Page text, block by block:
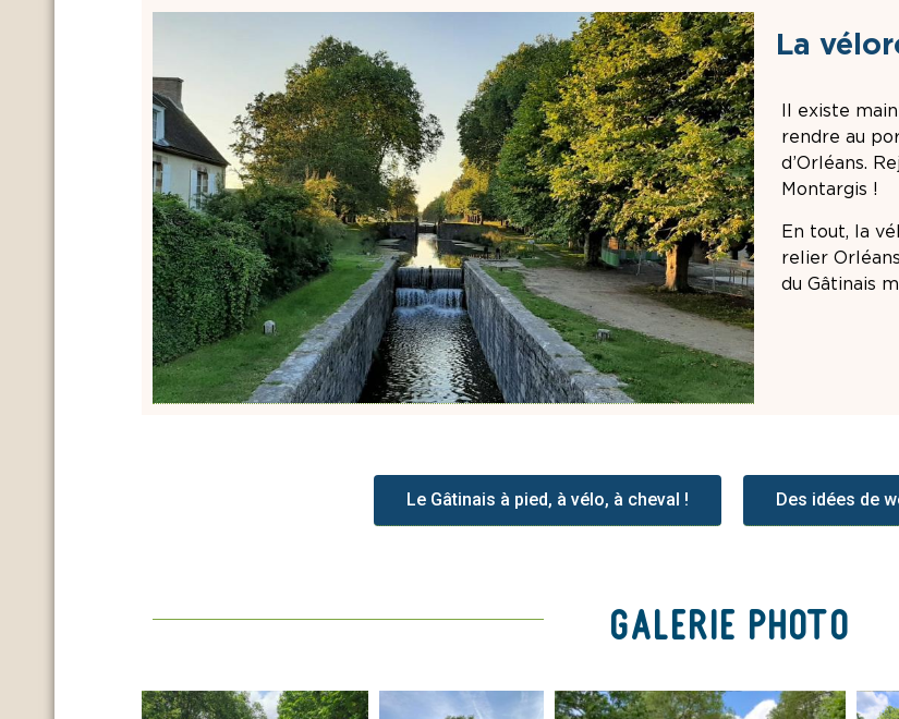
La
Il existe
rendre au
d’Orléans.
Montargis !
En tout, la
relier
du Gâtinais
Le Gâtinais à pied, à vélo, à cheval ! Des idées de
Galerie Photo